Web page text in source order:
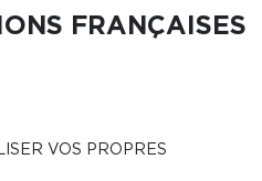
FRANÇAISES
VOS PROPRES